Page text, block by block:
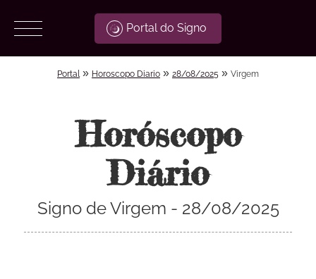
Portal do Signo
Portal » Horoscopo Diario » 28/08/2025 » Virgem
Horóscopo
Diário
Signo de Virgem - 28/08/2025